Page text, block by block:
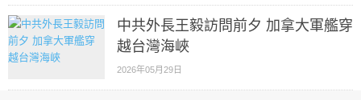
中共外長王毅訪問前夕 加拿大軍艦穿
越台灣海峽
2026年05月29日